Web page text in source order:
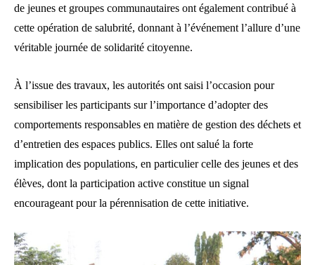
de jeunes et groupes communautaires ont également contribué à
cette opération de salubrité, donnant à l’événement l’allure d’une
véritable journée de solidarité citoyenne.
À l’issue des travaux, les autorités ont saisi l’occasion pour
sensibiliser les participants sur l’importance d’adopter des
comportements responsables en matière de gestion des déchets et
d’entretien des espaces publics. Elles ont salué la forte
implication des populations, en particulier celle des jeunes et des
élèves, dont la participation active constitue un signal
encourageant pour la pérennisation de cette initiative.